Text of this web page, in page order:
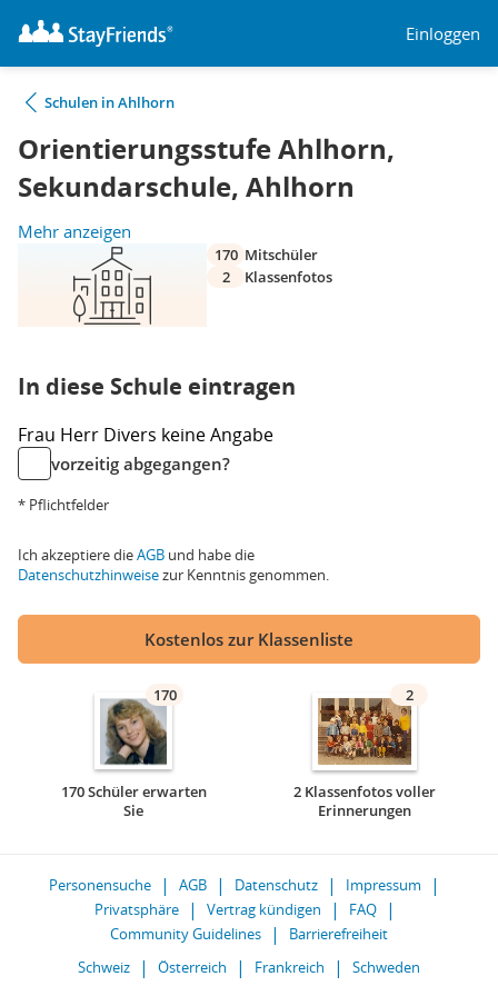
Einloggen
Schulen in Ahlhorn
Orientierungsstufe Ahlhorn,
Sekundarschule, Ahlhorn
Mehr anzeigen
170 Mitschüler
2
Klassenfotos
In diese Schule eintragen
Frau Herr Divers keine Angabe
vorzeitig abgegangen?
* Pflichtfelder
Ich akzeptiere dieAGB und habe die
Datenschutzhinweisezur Kenntnis genommen.
Kostenlos zur Klassenliste
170
170 Schüler erwarten
Sie
2
2 Klassenfotos voller
Erinnerungen
Personensuche AGB Datenschutz
Impressum
Privatsphäre
Vertrag kündigen
FAQ
Community Guidelines
Barrierefreiheit
Schweiz
Österreich Frankreich Schweden